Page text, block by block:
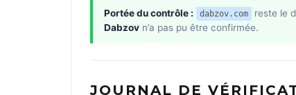
Portée du contrôle : dabzov.com
reste le
Dabzov n’a pas pu être confirmée.
JOURNAL DE